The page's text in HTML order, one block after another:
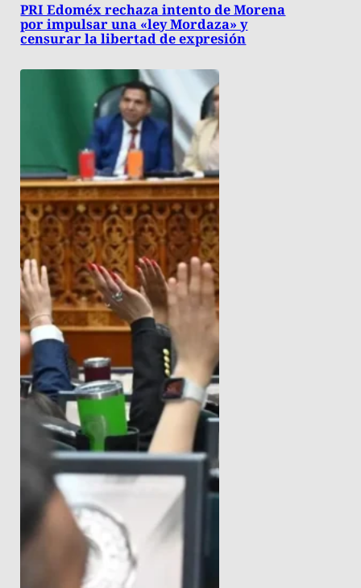
PRI Edoméx rechaza intento de Morena
por impulsar una «ley Mordaza» y
censurar la libertad de expresión